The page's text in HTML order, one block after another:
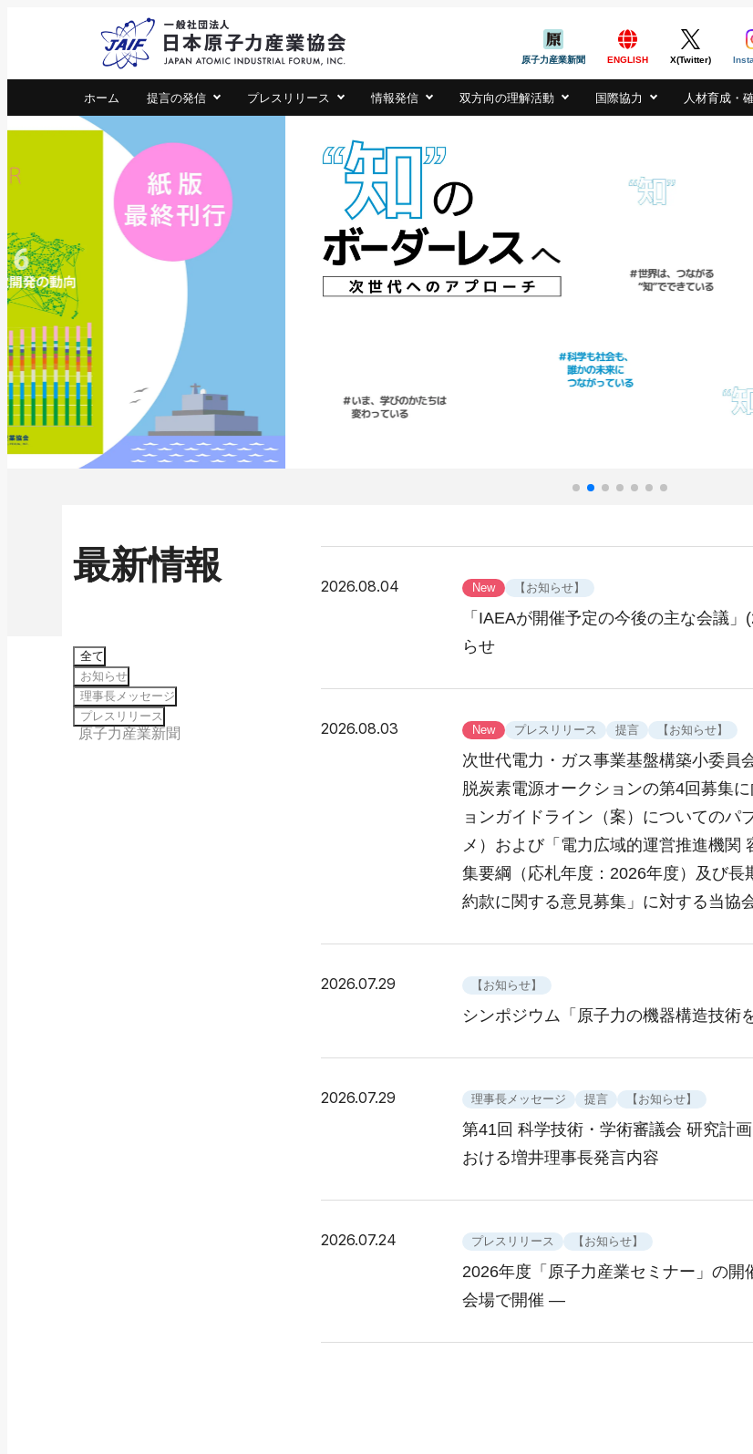
JAPAN ATOMIC INDUSTRIAL FORUM, INC.
原子力産業新聞 ENGLISH X(Twitter)
ホーム 提言の発信 プレスリリース 情報発信 双方向の理解活動 国際協力 人材育成・
最新情報
全て
お知らせ
理事長メッセージ
プレスリリース
原子力産業新聞
2026.08.04 New 【お知らせ】
「IAEAが開催予定の今後の主な会議
らせ
2026.08.03 New プレスリリース 提言 【お知らせ】
次世代電力・ガス事業基盤構築小委員
脱炭素電源オークションの第4回募集
ョンガイドライン（案）についてのパ
メ）および「電力広域的運営推進機関
集要綱（応札年度：2026年度）及び
約款に関する意見募集」に対する当協
2026.07.29 【お知らせ】
シンポジウム「原子力の機器構造技術
2026.07.29 理事長メッセージ 提言 【お知らせ】
第41回 科学技術・学術審議会 研究計
おける増井理事長発言内容
2026.07.24 プレスリリース 【お知らせ】
2026年度「原子力産業セミナー」の
会場で開催 ―